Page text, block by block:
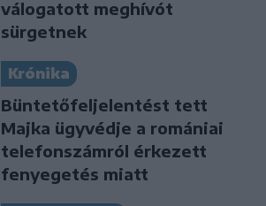
válogatott meghívót
sürgetnek
Krónika
Büntetőfeljelentést tett
Majka ügyvédje a romániai
telefonszámról érkezett
fenyegetés miatt